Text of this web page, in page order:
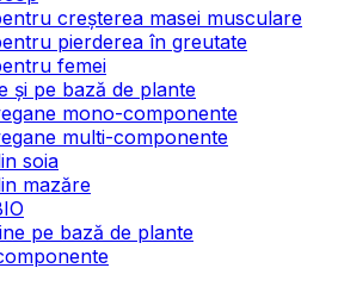
creșterea masei musculare
pierderea în greutate
femei
și pe bază de plante
mono-componente
multi-componente
soia
mazăre
pe bază de plante